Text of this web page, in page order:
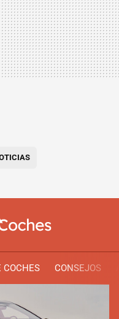
COCHES CONSEJOS